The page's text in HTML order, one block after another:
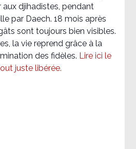
aux djihadistes, pendant
par Daech. 18 mois après
sont toujours bien visibles.
la vie reprend grâce à la
des fidèles. Lire ici le
juste libérée.